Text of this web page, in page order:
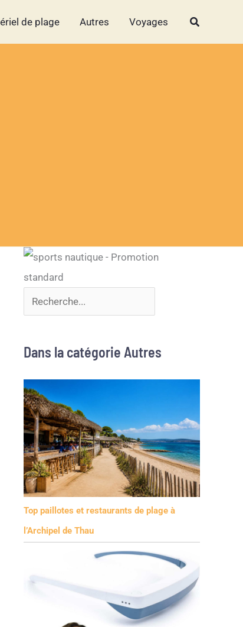
de plage Autres Voyages Rechercher
Dans la catégorie Autres
Top paillotes et restaurants de plage à
l’Archipel de Thau